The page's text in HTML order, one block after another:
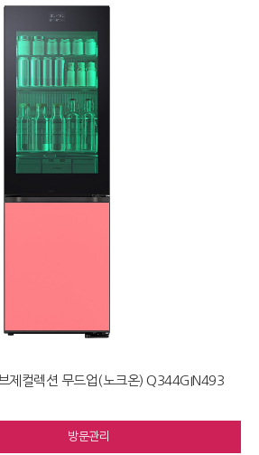
제컬렉션 무드업(노크온) Q344GIN493
방문관리